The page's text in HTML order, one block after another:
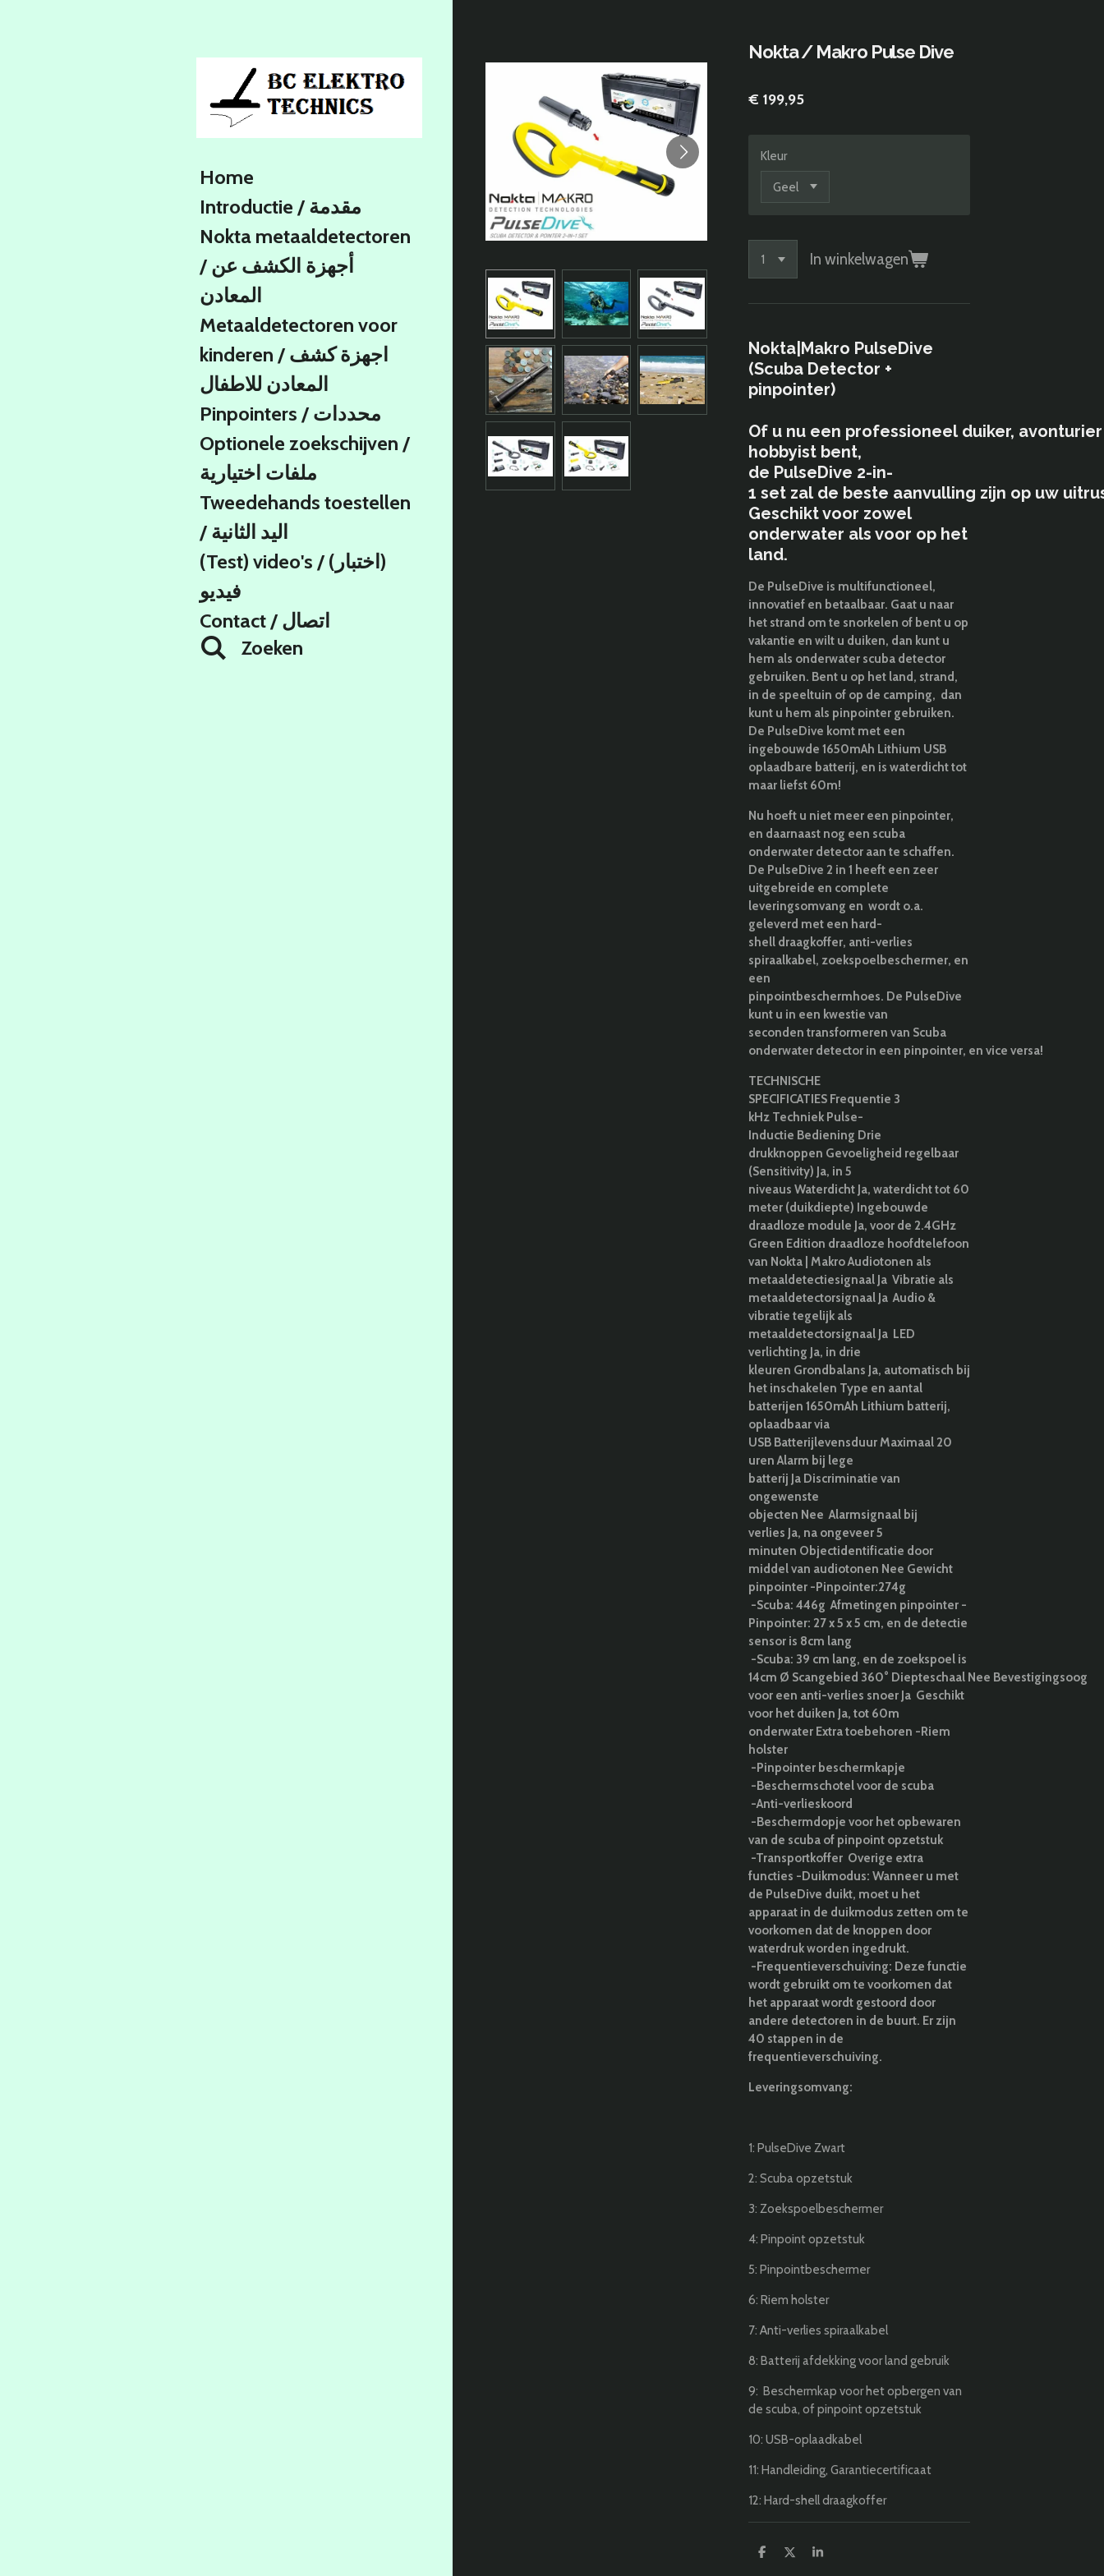
Nokta / Makro Pulse Dive
€ 199,95
Kleur
In winkelwagen
Nokta|Makro PulseDive
(Scuba Detector +
pinpointer)
Of u nu een professioneel duiker, avonturier
hobbyist bent,
de PulseDive 2-in-
1 set zal de beste aanvulling zijn op uw
Geschikt voor zowel
onderwater als voor op het
land.
De PulseDive is multifunctioneel,
innovatief en betaalbaar. Gaat u naar
het strand om te snorkelen of bent u op
vakantie en wilt u duiken, dan kunt u
hem als onderwater scuba detector
gebruiken. Bent u op het land, strand,
in de speeltuin of op de camping, dan
kunt u hem als pinpointer gebruiken.
De PulseDive komt met een
ingebouwde 1650mAh Lithium USB
oplaadbare batterij, en is waterdicht tot
maar liefst 60m!
Nu hoeft u niet meer een pinpointer,
en daarnaast nog een scuba
onderwater detector aan te schaffen.
De PulseDive 2 in 1 heeft een zeer
uitgebreide en complete
leveringsomvang enwordt o.a.
geleverd met een hard -
shell draagkoffer, anti-verlies
spiraalkabel, zoekspoelbeschermer, en
een
pinpointbeschermhoes. De PulseDive
kunt u in een kwestie van
seconden transformeren van Scuba
onderwater detector in een pinpointer, en vice versa!
TECHNISCHE
SPECIFICATIES Frequentie 3
kHz Techniek Pulse-
Inductie Bediening Drie
drukknoppen Gevoeligheid regelbaar
(Sensitivity) Ja, in 5
niveaus Waterdicht Ja, waterdicht tot 60
meter (duikdiepte) Ingebouwde
draadloze module Ja, voor de 2.4GHz
Green Edition draadloze hoofdtelefoon
van Nokta | Makro Audiotonen als
metaaldetectiesignaal Ja Vibratie als
metaaldetectorsignaal Ja Audio &
vibratie tegelijk als
metaaldetectorsignaal Ja LED
verlichting Ja, in drie
kleuren Grondbalans Ja, automatisch bij
het inschakelen Type en aantal
batterijen 1650mAh Lithium batterij,
oplaadbaar via
USB Batterijlevensduur Maximaal 20
uren Alarm bij lege
batterij Ja Discriminatie van
ongewenste
objecten Nee Alarmsignaal bij
verlies Ja, na ongeveer 5
minuten Objectidentificatie door
middel van audiotonen Nee Gewicht
pinpointer -Pinpointer:274g
-Scuba: 446g Afmetingen pinpointer -
Pinpointer: 27 x 5 x 5 cm, en de detectie
sensor is 8cm lang
-Scuba: 39 cm lang, en de zoekspoel is
14cm Ø Scangebied 360° Diepteschaal Nee Bevestigingsoog
voor een anti-verlies snoer Ja Geschikt
voor het duiken Ja, tot 60m
onderwater Extra toebehoren -Riem
holster
-Pinpointer beschermkapje
-Beschermschotel voor de scuba
-Anti-verlieskoord
-Beschermdopje voor het opbewaren
van de scuba of pinpoint opzetstuk
-Transportkoffer Overige extra
functies -Duikmodus: Wanneer u met
de PulseDive duikt, moet u het
apparaat in de duikmodus zetten om te
voorkomen dat de knoppen door
waterdruk worden ingedrukt.
-Frequentieverschuiving: Deze functie
wordt gebruikt om te voorkomen dat
het apparaat wordt gestoord door
andere detectoren in de buurt. Er zijn
40 stappen in de
frequentieverschuiving.
Leveringsomvang:
1: PulseDive Zwart
2: Scuba opzetstuk
3: Zoekspoelbeschermer
4: Pinpoint opzetstuk
5: Pinpointbeschermer
6: Riem holster
7: Anti-verlies spiraalkabel
8: Batterij afdekking voor land gebruik
9: Beschermkap voor het opbergen van
de scuba, of pinpoint opzetstuk
10: USB-oplaadkabel
11: Handleiding, Garantiecertificaat
12: Hard-shell draagkoffer
D
D
S
Home
Introductie / مقدمة
Nokta metaaldetectoren
/ أجهزة الكشف عن
المعادن
Metaaldetectoren voor
kinderen / اجهزة كشف
المعادن للاطفال
Pinpointers / محددات
Optionele zoekschijven /
ملفات اختيارية
Tweedehands toestellen
/ اليد الثانية
(Test) video's / (اختبار)
فيديو
Contact / اتصال
Zoeken